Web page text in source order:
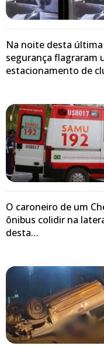
Na noite desta
segurança flagraram
estacionamento de
O caroneiro de um
ônibus colidir na
desta…